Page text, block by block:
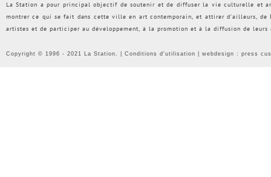
La Station a pour principal objectif de soutenir et de diffuser la vie culturelle et
montrer ce qui se fait dans cette ville en art contemporain, et attirer d’ailleurs, de
artistes et de participer au développement, à la promotion et à la diffusion de
Copyright © 1996 - 2021 La Station. | Conditions d'utilisation | webdesign : press